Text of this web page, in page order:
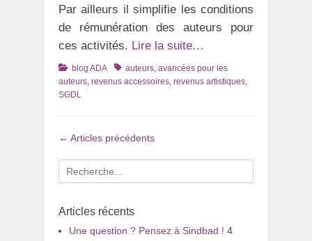
Par ailleurs il simplifie les conditions
de rémunération des auteurs pour
ces activités. Lire la suite…
Catégories
blog ADA Tagsauteurs avancées pour les
auteurs revenus accessoires revenus artistiques
SGDL
Navigation
les
articles
← Articles précédents
Recherche
pour
Articles récents
Une question ? Pensez à Sindbad ! 4